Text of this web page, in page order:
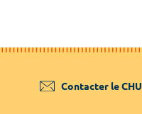
Contacter le CHU